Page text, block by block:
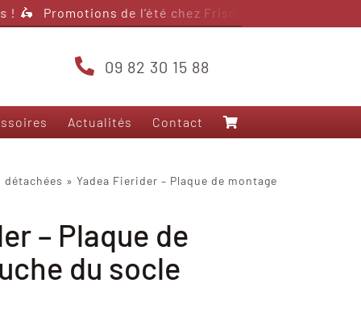
! 🛵 Promotions de l’été chez Frison Scooter –
09 82 30 15 88
Nos modèles 125
Frison 3RS+
Frison T10
Frison Pro Cargo
Actualités Contact
détachées » Yadea Fierider – Plaque de montage
– Plaque de
du socle